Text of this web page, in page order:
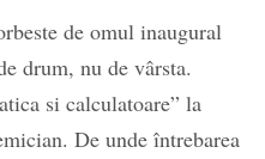
de omul inaugural
drum, nu de vârsta.
si calculatoare” la
De unde întrebarea